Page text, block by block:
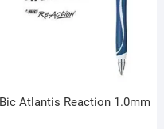
Bic Atlantis Reaction 1.0mm